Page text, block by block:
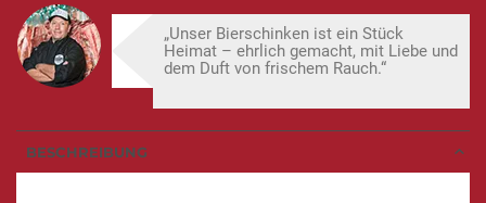
„Unser Bierschinken ist ein Stück
Heimat – ehrlich gemacht, mit Liebe und
dem Duft von frischem Rauch.“
BESCHREIBUNG